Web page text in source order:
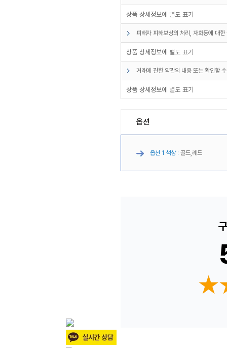
상품 상세정보에 별도 표기
피해자 피해보상의 처리, 재화등에 대
상품 상세정보에 별도 표기
거래에 관한 약관의 내용 또는 확인할
상품 상세정보에 별도 표기
옵션
옵션 1 색상 : 골드,레드